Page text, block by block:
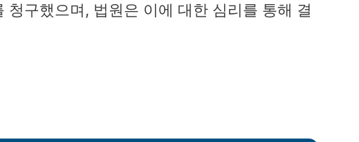
청구했으며, 법원은 이에 대한 심리를 통해 결